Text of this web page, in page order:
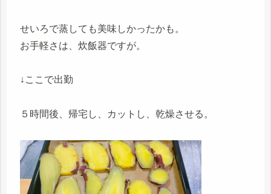
せいろで蒸しても美味しかったかも。
お手軽さは、炊飯器ですが。
↓ここで出勤
５時間後、帰宅し、カットし、乾燥させる。